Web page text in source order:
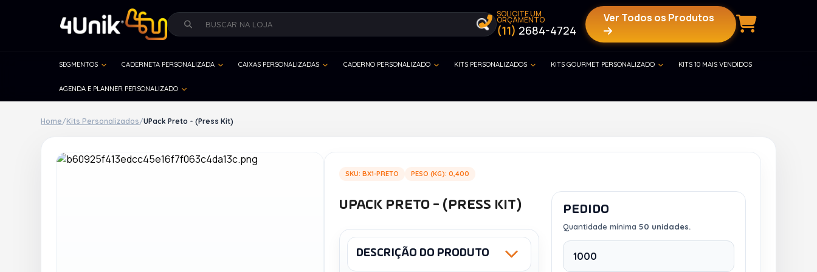
SOLICITE UM
ORÇAMENTO
(11) 2684-4724
Ver Todos os Produtos
SEGMENTOS CADERNETA PERSONALIZADA CAIXAS PERSONALIZADAS CADERNO PERSONALIZADO KITS PERSONALIZADOS KITS GOURMET PERSONALIZADO KITS 10 MAIS VENDIDOS
AGENDA E PLANNER PERSONALIZADO
Home/Kits Personalizados/UPack Preto - (Press Kit)
SKU: BX1-PRETO PESO (KG): 0,400
UPACK PRETO - (PRESS KIT)
DESCRIÇÃO DO PRODUTO
PEDIDO
Quantidade mínima 50 unidades.